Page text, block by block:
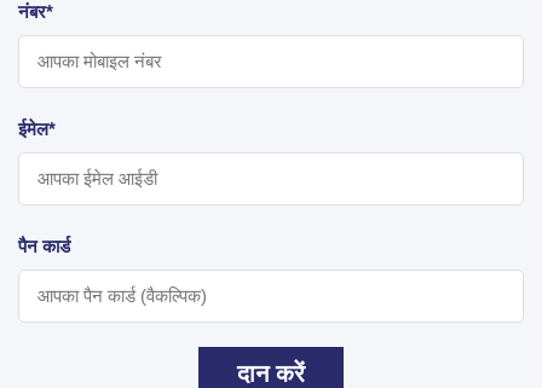
नंबर*
ईमेल*
पैन कार्ड
दान करें